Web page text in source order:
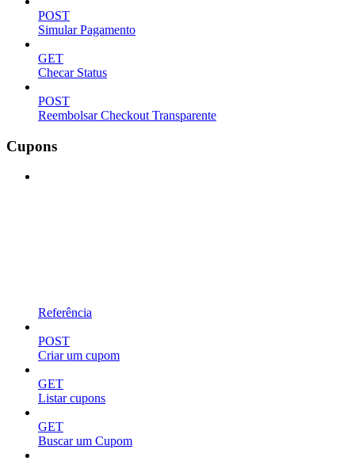
POST
Simular Pagamento
GET
Checar Status
POST
Reembolsar Checkout Transparente
Cupons
Referência
POST
Criar um cupom
GET
Listar cupons
GET
Buscar um Cupom